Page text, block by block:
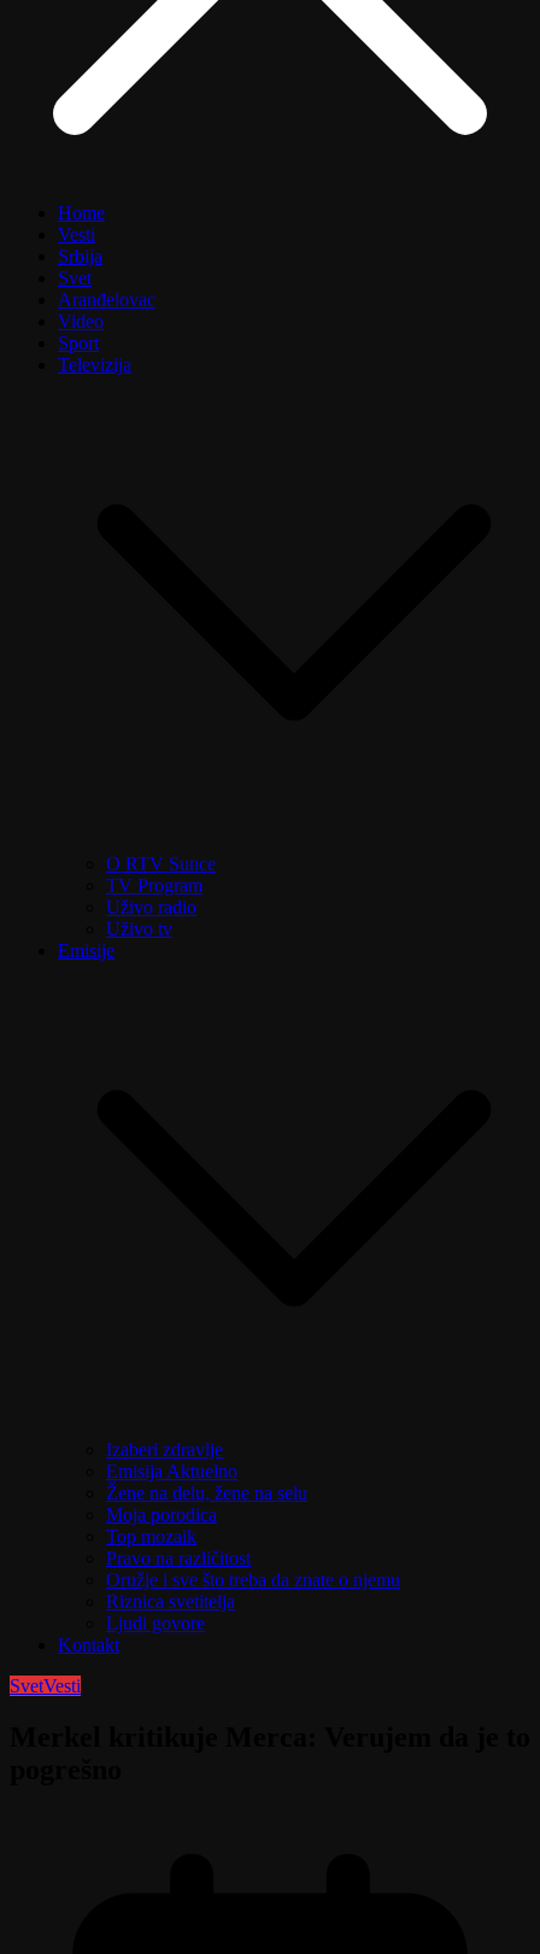
Home
Vesti
Srbija
Svet
Aranđelovac
Video
Sport
Televizija
O RTV Sunce
TV Program
Uživo radio
Uživo tv
Emisije
Izaberi zdravlje
Emisija Aktuelno
Žene na delu, žene na selu
Moja porodica
Top mozaik
Pravo na različitost
Oružje i sve što treba da znate o njemu
Riznica svetitelja
Ljudi govore
Kontakt
SvetVesti